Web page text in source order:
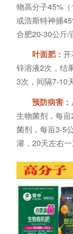
物高分子45%
或浩斯特神捕
合肥20-30公斤/
叶面肥： 开
锌溶液2次，结
3次，间隔7-10
预防病害：
生物菌剂，每
菌剂，每亩3-5
灌，20天左右一